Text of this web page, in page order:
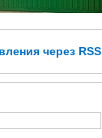
через RSS